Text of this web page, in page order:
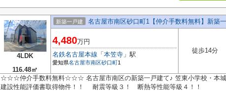
4LDK
116.48㎡
新築一戸建 名古屋市南区砂口町1【仲介手数料無料】新築
4,480万円
名鉄名古屋本線 「 本笠寺 」駅
愛知県名古屋市南区砂口町1
徒歩14分
☆☆☆仲介手数料無料☆☆☆ 名古屋市南区の新築一戸建て♪ 笠東小学校・本
建設性能評価書取得物件！！ 耐震等級３！ 断熱等性能等級４！！